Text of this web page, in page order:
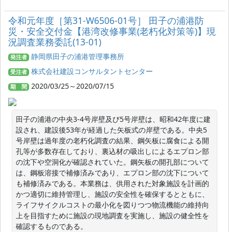
令和元年度［第31-W6506-01号］ 田子の浦港防
災・安全交付金【港湾改修事業(老朽化対策等)】現
況調査業務委託(13-01)
発注者 静岡県田子の浦港管理事務所
受注者 株式会社建設コンサルタントセンター
期 間 2020/03/25～2020/07/15
田子の浦港の中央3-4号岸壁及び5号岸壁は、昭和42年度に建
設され、建設後53年が経過した矢板式の岸壁である。中央5
号岸壁は過年度の老朽化調査の結果、鋼矢板に腐食による開
孔等が多数存在しており、裏込材の吸出しによるエプロン部
の沈下や空洞化が確認されていた。鋼矢板の開孔部について
は、鋼板溶接で補修済みであり、エプロン部の沈下について
も補修済みである。本業務は、供用された対象施設を計画的
かつ適切に維持管理し、施設の安全性を確保するとともに、
ライフサイクルコストの最小化を図りつつ物流機能の維持向
上を目指すために施設の現地調査を実施し、施設の健全性を
確認するものである。